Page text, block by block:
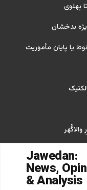
پهلوی
بدخشان
یا پایان مأموریت